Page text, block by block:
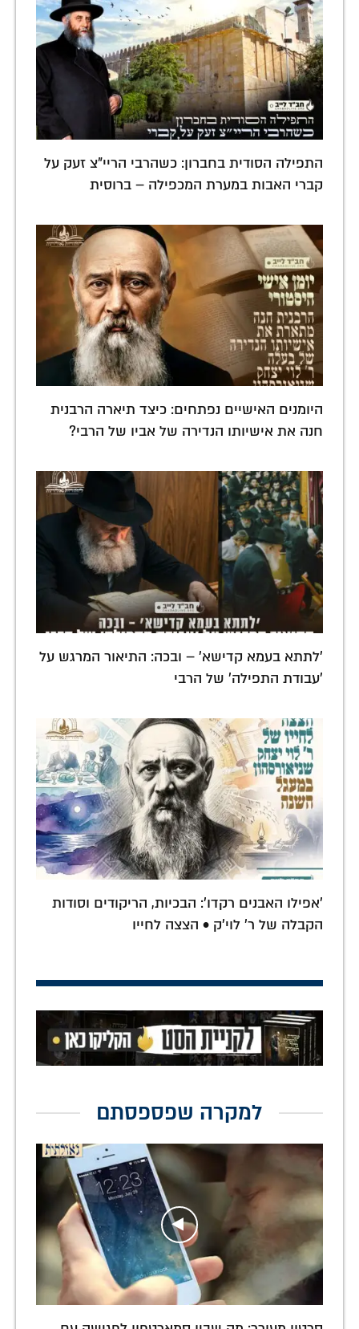
התפילה הסודית בחברון: כשהרבי הריי"צ זעק על
קברי האבות במערת המכפילה – ברוסית
היומנים האישיים נפתחים: כיצד תיארה הרבנית
חנה את אישיותו הנדירה של אביו של הרבי?
'לתתא בעמא קדישא' – ובכה: התיאור המרגש על
'עבודת התפילה' של הרבי
'אפילו האבנים רקדו': הבכיות, הריקודים וסודות
הקבלה של ר' לוי'ק • הצצה לחייו
למקרה שפספסתם